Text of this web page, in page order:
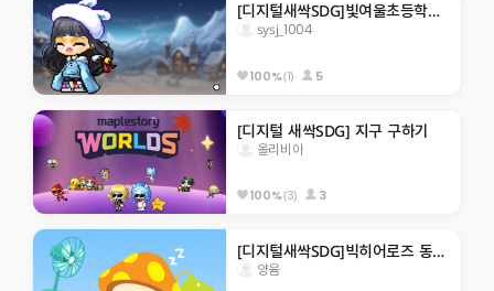
[디지털새싹SDG]빛여울초등학교 sysj_1004
sysj_1004
100%(1) 5
[디지털 새싹SDG] 지구 구하기
올리비아
100%(3) 3
[디지털새싹SDG]빅히어로즈 동홍초 미래
양윰